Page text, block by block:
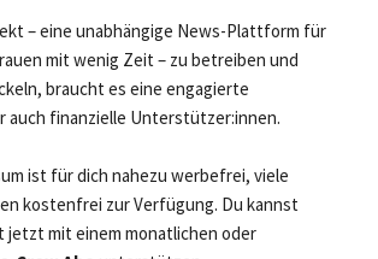
– eine unabhängige News-Plattform für
mit wenig Zeit – zu betreiben und
braucht es eine engagierte
auch finanzielle Unterstützer:innen.
ist für dich nahezu werbefrei, viele
kostenfrei zur Verfügung. Du kannst
jetzt mit einem monatlichen oder